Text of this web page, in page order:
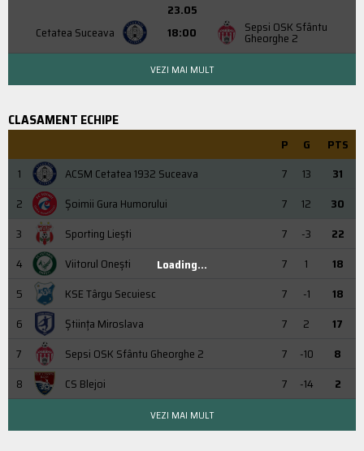
Cetatea Suceava
23.05
18:00
Sepsi OSK Sfântu
Gheorghe 2
VEZI MAI MULT
CLASAMENT ECHIPE
P G
PTS
1
ACSM Cetatea 1932 Suceava 7 13
31
2
Şoimii Gura Humorului 7 12
30
3
Sporting Liești 7 -3
22
4
Viitorul Onești 7 1
18
5
KSE Târgu Secuiesc 7 -1
18
6
Știința Miroslava 7 2
17
7
Sepsi OSK Sfântu Gheorghe 2 7 -10
8
8
CS Blejoi 7 -14 2
Loading...
VEZI MAI MULT